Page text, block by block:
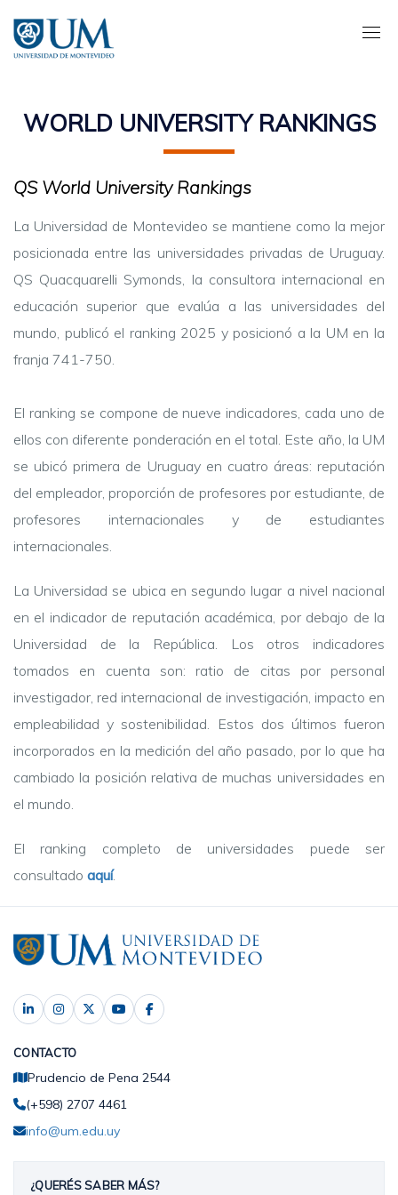
contenido
principal
WORLD UNIVERSITY RANKINGS
QS World University Rankings
La Universidad de Montevideo se mantiene como la mejor
posicionada entre las universidades privadas de Uruguay.
QS Quacquarelli Symonds, la consultora internacional en
educación superior que evalúa a las universidades del
mundo, publicó el ranking 2025 y posicionó a la UM en la
franja 741-750.
El ranking se compone de nueve indicadores, cada uno de
ellos con diferente ponderación en el total. Este año, la UM
se ubicó primera de Uruguay en cuatro áreas: reputación
del empleador, proporción de profesores por estudiante, de
profesores internacionales y de estudiantes
internacionales.
La Universidad se ubica en segundo lugar a nivel nacional
en el indicador de reputación académica, por debajo de la
Universidad de la República. Los otros indicadores
tomados en cuenta son: ratio de citas por personal
investigador, red internacional de investigación, impacto en
empleabilidad y sostenibilidad. Estos dos últimos fueron
incorporados en la medición del año pasado, por lo que ha
cambiado la posición relativa de muchas universidades en
el mundo.
El ranking completo de universidades puede ser
consultado aquí.
CONTACTO
Prudencio de Pena 2544
(+598) 2707 4461
info@um.edu.uy
¿QUERÉS SABER MÁS?